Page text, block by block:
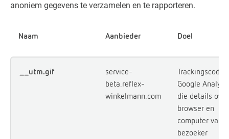
anoniem gegevens te verzamelen en te rapporteren.
Naam Aanbieder Doel
__utm.gif
service-
beta.reflex-
winkelmann.com
Trackingscode
Google
die details
browser en
computer van
bezoeker